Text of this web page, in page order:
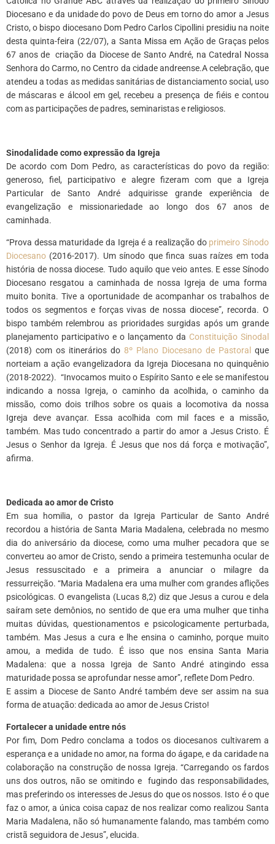
Diocesano e da unidade do povo de Deus em torno do amor a Jesus
Cristo, o bispo diocesano Dom Pedro Carlos Cipollini presidiu na noite
desta quinta-feira (22/07), a Santa Missa em Ação de Graças pelos
67 anos de criação da Diocese de Santo André, na Catedral Nossa
Senhora do Carmo, no Centro da cidade andreense.A celebração, que
atendeu a todas as medidas sanitárias de distanciamento social, uso
de máscaras e álcool em gel, recebeu a presença de fiéis e contou
com as participações de padres, seminaristas e religiosos.
Sinodalidade como expressão da Igreja
De acordo com Dom Pedro, as características do povo da região:
generoso, fiel, participativo e alegre fizeram com que a Igreja
Particular de Santo André adquirisse grande experiência de
evangelização e missionariedade ao longo dos 67 anos de
caminhada.
“Prova dessa maturidade da Igreja é a realização do primeiro Sínodo
Diocesano (2016-2017). Um sínodo que finca suas raízes em toda
história de nossa diocese. Tudo aquilo que veio antes. E esse Sínodo
Diocesano resgatou a caminhada de nossa Igreja de uma forma
muito bonita. Tive a oportunidade de acompanhar os trabalhos de
todos os segmentos e forças vivas de nossa diocese”, recorda. O
bispo também relembrou as prioridades surgidas após um grande
planejamento participativo e o lançamento da Constituição Sinodal
(2018) com os itinerários do 8º Plano Diocesano de Pastoral
que
norteiam a ação evangelizadora da Igreja Diocesana no quinquênio
(2018-2022). “Invocamos muito o Espírito Santo e ele se manifestou
indicando a nossa Igreja, o caminho da acolhida, o caminho da
missão, como dois trilhos sobre os quais a locomotiva da nossa
Igreja deve avançar. Essa acolhida com mil faces e a missão,
também. Mas tudo concentrado a partir do amor a Jesus Cristo. É
Jesus o Senhor da Igreja. É Jesus que nos dá força e motivação”,
afirma.
Dedicada ao amor de Cristo
Em sua homilia, o pastor da Igreja Particular de Santo André
recordou a história de Santa Maria Madalena, celebrada no mesmo
dia do aniversário da diocese, como uma mulher pecadora que se
converteu ao amor de Cristo, sendo a primeira testemunha ocular de
Jesus ressuscitado e a primeira a anunciar o milagre da
ressurreição. “Maria Madalena era uma mulher com grandes aflições
psicológicas. O evangelista (Lucas 8,2) diz que Jesus a curou e dela
saíram sete demônios, no sentido de que era uma mulher que tinha
muitas dúvidas, questionamentos e psicologicamente perturbada,
também. Mas Jesus a cura e lhe ensina o caminho, porque muito
amou, a medida de tudo. É isso que nos ensina Santa Maria
Madalena: que a nossa Igreja de Santo André atingindo essa
maturidade possa se aprofundar nesse amor”, reflete Dom Pedro.
E assim a Diocese de Santo André também deve ser assim na sua
forma de atuação: dedicada ao amor de Jesus Cristo!
Fortalecer a unidade entre nós
Por fim, Dom Pedro conclama a todos os diocesanos cultivarem a
esperança e a unidade no amor, na forma do ágape, e da caridade na
colaboração na construção de nossa Igreja. “Carregando os fardos
uns dos outros, não se omitindo e fugindo das responsabilidades,
mas preferindo os interesses de Jesus do que os nossos. Isto é o que
faz o amor, a única coisa capaz de nos realizar como realizou Santa
Maria Madalena, não só humanamente falando, mas também como
cristã seguidora de Jesus”, elucida.